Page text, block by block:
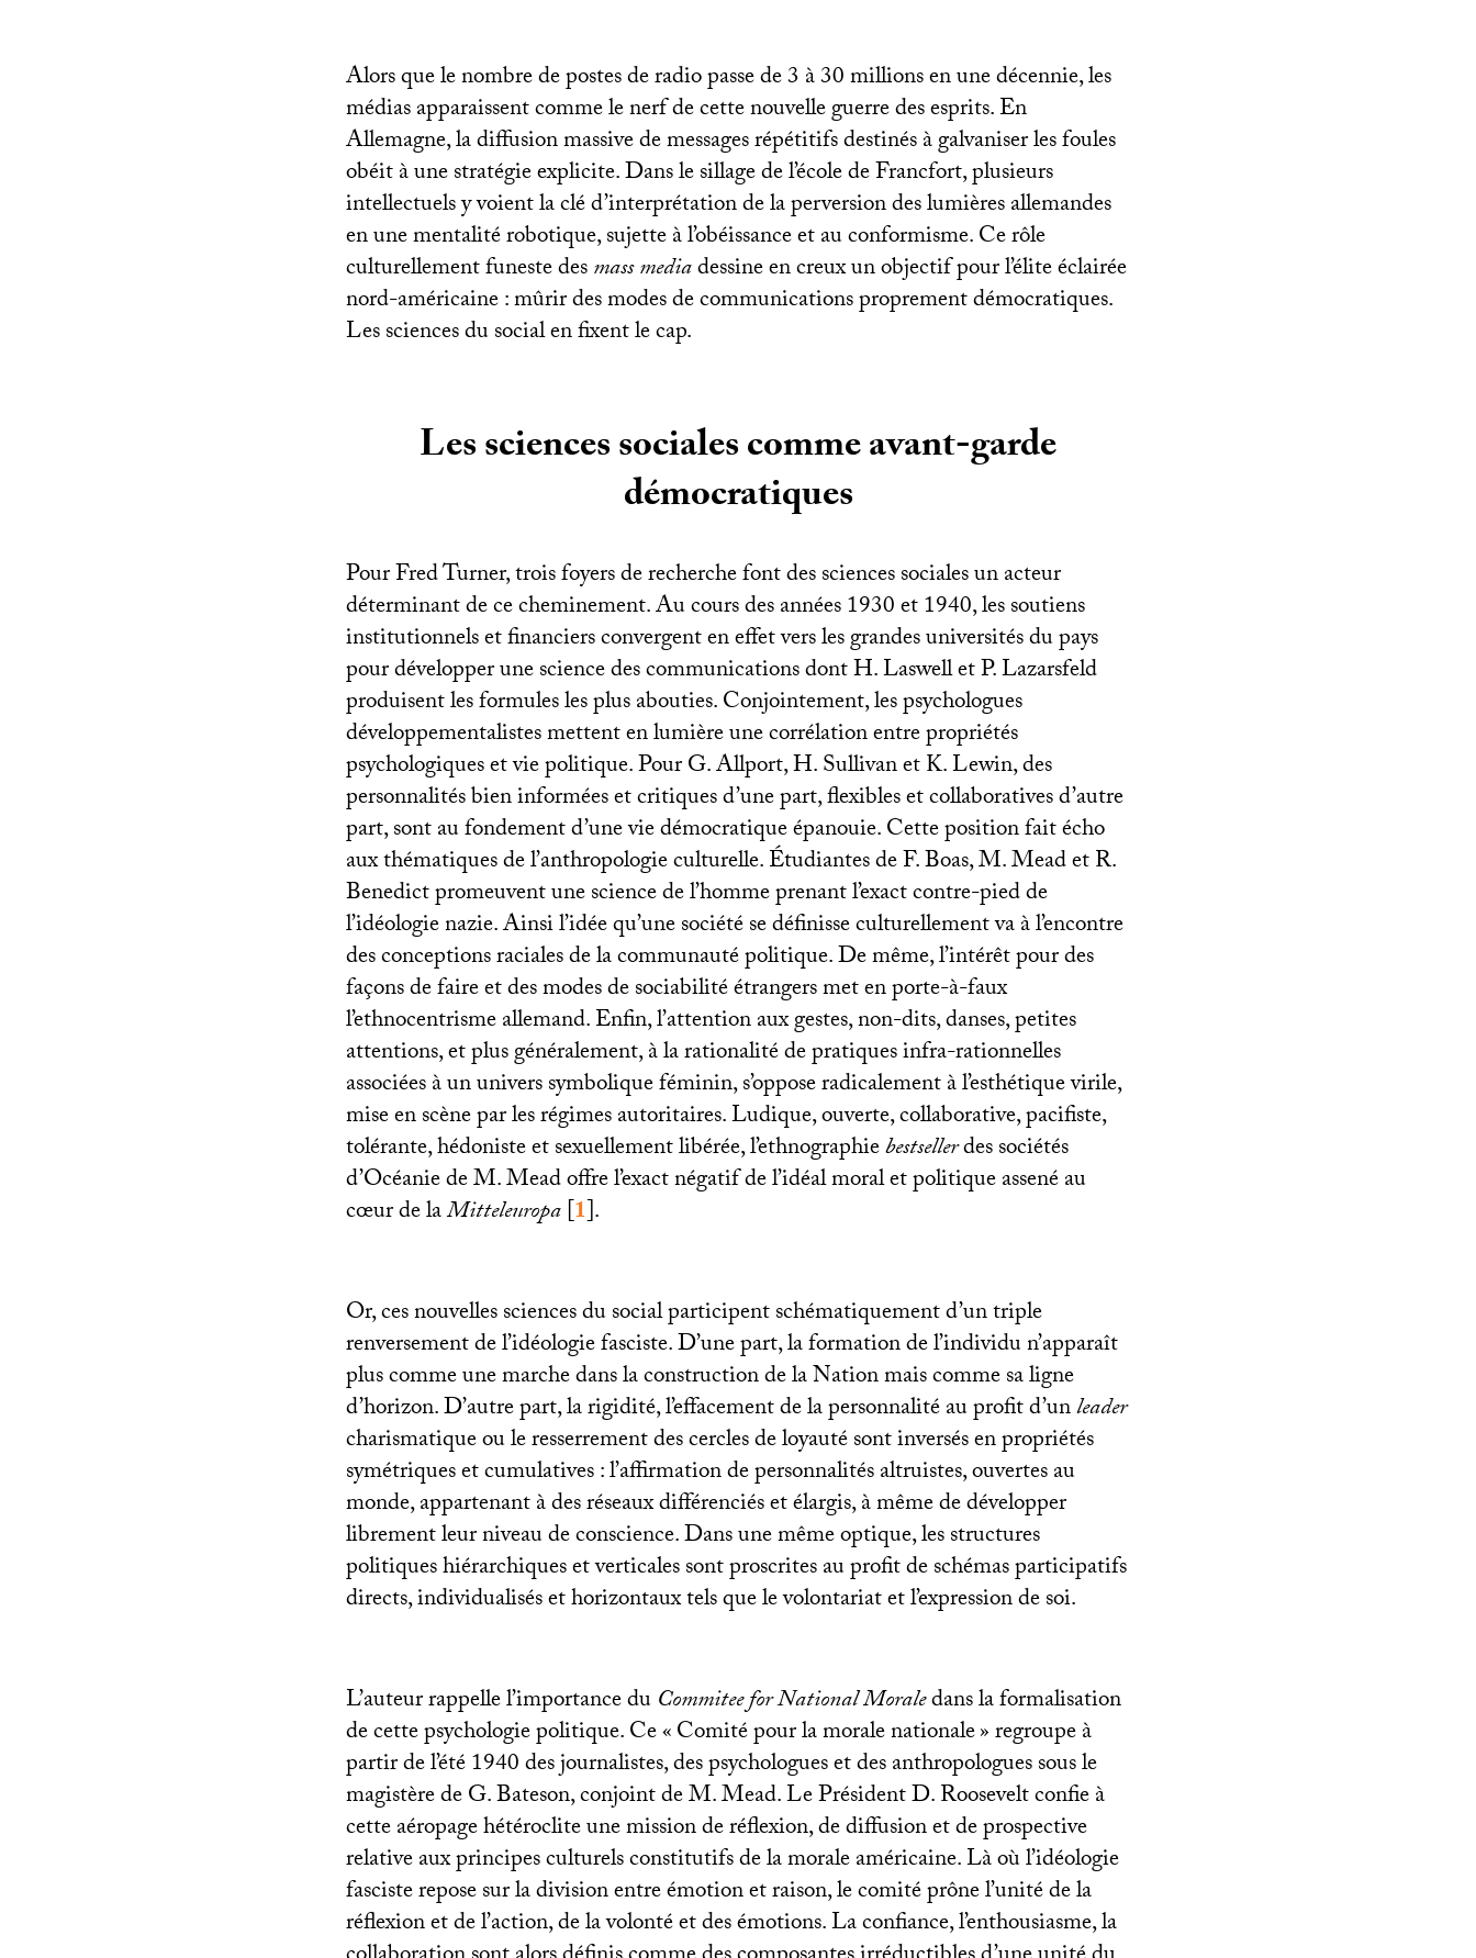
Alors que le nombre de postes de radio passe de 3 à 30 millions en une décennie, les
médias apparaissent comme le nerf de cette nouvelle guerre des esprits. En
Allemagne, la diffusion massive de messages répétitifs destinés à galvaniser les foules
obéit à une stratégie explicite. Dans le sillage de l’école de Francfort, plusieurs
intellectuels y voient la clé d’interprétation de la perversion des lumières allemandes
en une mentalité robotique, sujette à l’obéissance et au conformisme. Ce rôle
culturellement funeste desmass mediadessine en creux un objectif pour l’élite éclairée
nord-américaine : mûrir des modes de communications proprement démocratiques.
Les sciences du social en fixent le cap.
Les sciences sociales comme avant-garde
démocratiques
Pour Fred Turner, trois foyers de recherche font des sciences sociales un acteur
déterminant de ce cheminement. Au cours des années 1930 et 1940, les soutiens
institutionnels et financiers convergent en effet vers les grandes universités du pays
pour développer une science des communications dont H. Laswell et P. Lazarsfeld
produisent les formules les plus abouties. Conjointement, les psychologues
développementalistes mettent en lumière une corrélation entre propriétés
psychologiques et vie politique. Pour G. Allport, H. Sullivan et K. Lewin, des
personnalités bien informées et critiques d’une part, flexibles et collaboratives d’autre
part, sont au fondement d’une vie démocratique épanouie. Cette position fait écho
aux thématiques de l’anthropologie culturelle. Étudiantes de F. Boas, M. Mead et R.
Benedict promeuvent une science de l’homme prenant l’exact contre-pied de
l’idéologie nazie. Ainsi l’idée qu’une société se définisse culturellement va à l’encontre
des conceptions raciales de la communauté politique. De même, l’intérêt pour des
façons de faire et des modes de sociabilité étrangers met en porte-à-faux
l’ethnocentrisme allemand. Enfin, l’attention aux gestes, non-dits, danses, petites
attentions, et plus généralement, à la rationalité de pratiques infra-rationnelles
associées à un univers symbolique féminin, s’oppose radicalement à l’esthétique virile,
mise en scène par les régimes autoritaires. Ludique, ouverte, collaborative, pacifiste,
tolérante, hédoniste et sexuellement libérée, l’ethnographiebestsellerdes sociétés
d’Océanie de M. Mead offre l’exact négatif de l’idéal moral et politique assené au
cœur de laMitteleuropa[1].
Or, ces nouvelles sciences du social participent schématiquement d’un triple
renversement de l’idéologie fasciste. D’une part, la formation de l’individu n’apparaît
plus comme une marche dans la construction de la Nation mais comme sa ligne
d’horizon. D’autre part, la rigidité, l’effacement de la personnalité au profit d’unleader
charismatique ou le resserrement des cercles de loyauté sont inversés en propriétés
symétriques et cumulatives : l’affirmation de personnalités altruistes, ouvertes au
monde, appartenant à des réseaux différenciés et élargis, à même de développer
librement leur niveau de conscience. Dans une même optique, les structures
politiques hiérarchiques et verticales sont proscrites au profit de schémas participatifs
directs, individualisés et horizontaux tels que le volontariat et l’expression de soi.
L’auteur rappelle l’importance duCommitee for National Moraledans la formalisation
de cette psychologie politique. Ce «Comité pour la morale nationale» regroupe à
partir de l’été 1940 des journalistes, des psychologues et des anthropologues sous le
magistère de G. Bateson, conjoint de M. Mead. Le Président D. Roosevelt confie à
cette aéropage hétéroclite une mission de réflexion, de diffusion et de prospective
relative aux principes culturels constitutifs de la morale américaine. Là où l’idéologie
fasciste repose sur la division entre émotion et raison, le comité prône l’unité de la
réflexion et de l’action, de la volonté et des émotions. La confiance, l’enthousiasme, la